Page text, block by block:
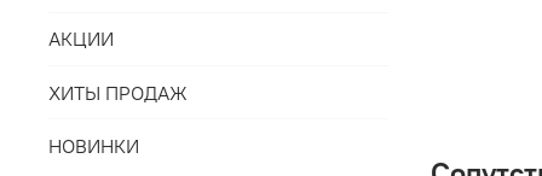
АКЦИИ
ХИТЫ ПРОДАЖ
НОВИНКИ